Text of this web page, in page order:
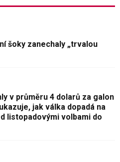
šoky zanechaly „trvalou
v průměru 4 dolarů za galon
jak válka dopadá na
listopadovými volbami do